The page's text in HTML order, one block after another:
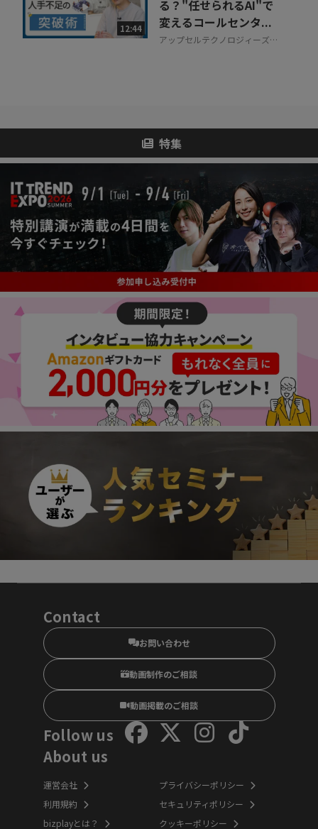
12:44
る？"任せられるAI"で
変えるコールセンタ...
アップセルテクノロジィーズ株
特集
Contact
お問い合わせ
動画制作のご相談
動画掲載のご相談
Follow us
About us
運営会社
利用規約
bizplayとは？
プライバシーポリシー
セキュリティポリシー
クッキーポリシー